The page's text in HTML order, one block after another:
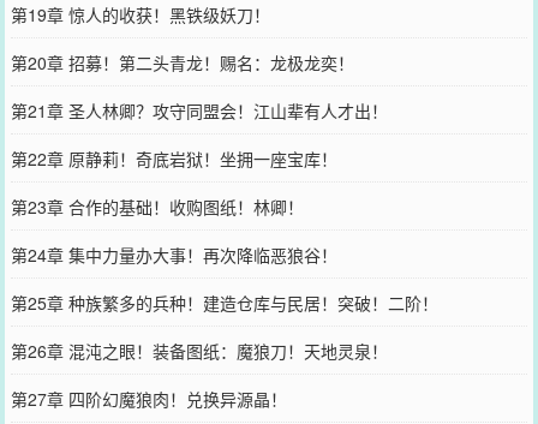
第19章 惊人的收获！黑铁级妖刀！
第20章 招募！第二头青龙！赐名：龙极龙奕！
第21章 圣人林卿？攻守同盟会！江山辈有人才出！
第22章 原静莉！奇底岩狱！坐拥一座宝库！
第23章 合作的基础！收购图纸！林卿！
第24章 集中力量办大事！再次降临恶狼谷！
第25章 种族繁多的兵种！建造仓库与民居！突破！二阶！
第26章 混沌之眼！装备图纸：魔狼刀！天地灵泉！
第27章 四阶幻魔狼肉！兑换异源晶！